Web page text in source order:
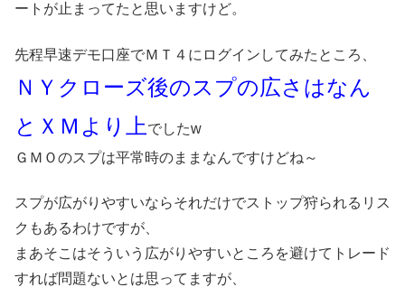
ートが止まってたと思いますけど。
先程早速デモ口座でＭＴ４にログインしてみたところ、
ＮＹクローズ後のスプの広さはなん
とＸＭより上 でしたw
ＧＭＯのスプは平常時のままなんですけどね～
スプが広がりやすいならそれだけでストップ狩られるリス
クもあるわけですが、
まあそこはそういう広がりやすいところを避けてトレード
すれば問題ないとは思ってますが、